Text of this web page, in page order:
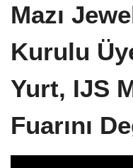
Mazı
Kurulu
Yurt, IJS
Fuarını